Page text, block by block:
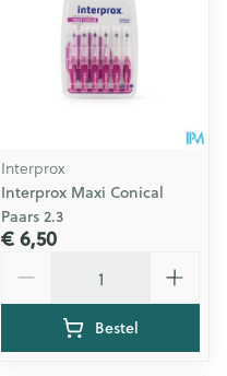
Interprox
Interprox Maxi Conical
Paars 2.3
€ 6,50
Bestel